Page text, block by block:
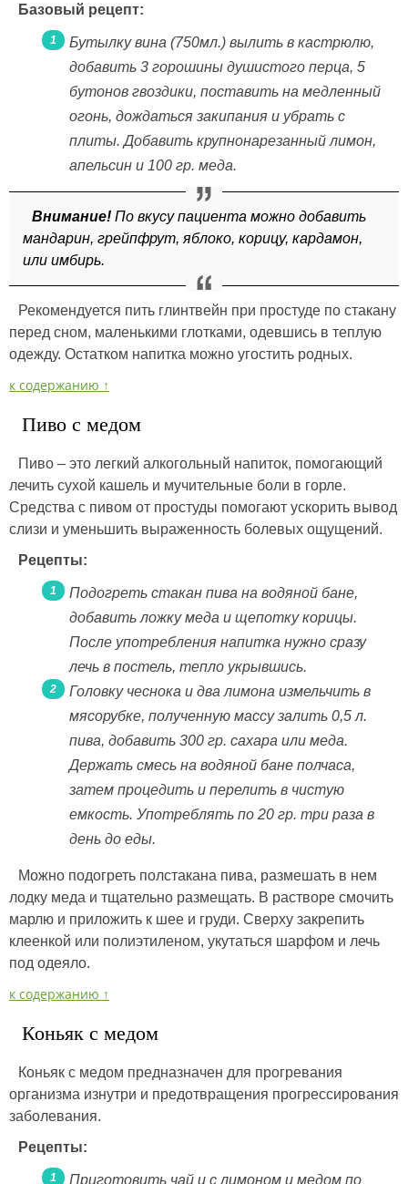
Базовый рецепт:
Бутылку вина (750мл.) вылить в кастрюлю,
добавить 3 горошины душистого перца, 5
бутонов гвоздики, поставить на медленный
огонь, дождаться закипания и убрать с
плиты. Добавить крупнонарезанный лимон,
апельсин и 100 гр. меда.
Внимание! По вкусу пациента можно добавить
мандарин, грейпфрут, яблоко, корицу, кардамон,
или имбирь.
Рекомендуется пить глинтвейн при простуде по стакану
перед сном, маленькими глотками, одевшись в теплую
одежду. Остатком напитка можно угостить родных.
к содержанию ↑
Пиво с медом
Пиво – это легкий алкогольный напиток, помогающий
лечить сухой кашель и мучительные боли в горле.
Средства с пивом от простуды помогают ускорить вывод
слизи и уменьшить выраженность болевых ощущений.
Рецепты:
Подогреть стакан пива на водяной бане,
добавить ложку меда и щепотку корицы.
После употребления напитка нужно сразу
лечь в постель, тепло укрывшись.
Головку чеснока и два лимона измельчить в
мясорубке, полученную массу залить 0,5 л.
пива, добавить 300 гр. сахара или меда.
Держать смесь на водяной бане полчаса,
затем процедить и перелить в чистую
емкость. Употреблять по 20 гр. три раза в
день до еды.
Можно подогреть полстакана пива, размешать в нем
лодку меда и тщательно размещать. В растворе смочить
марлю и приложить к шее и груди. Сверху закрепить
клеенкой или полиэтиленом, укутаться шарфом и лечь
под одеяло.
к содержанию ↑
Коньяк с медом
Коньяк с медом предназначен для прогревания
организма изнутри и предотвращения прогрессирования
заболевания.
Рецепты:
Приготовить чай и с лимоном и медом по